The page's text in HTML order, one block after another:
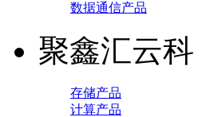
数据通信产品
聚鑫汇云科
存储产品
计算产品